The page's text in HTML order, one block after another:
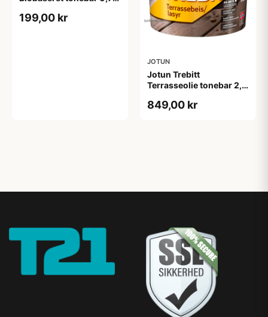
199,00 kr
JOTUN
Jotun Trebitt
Terrasseolie tonebar 2,7
849,00 kr